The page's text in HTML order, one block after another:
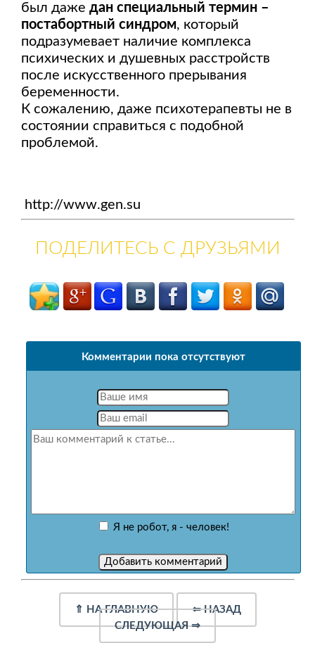
был даже дан специальный термин –
постабортный синдром, который
подразумевает наличие комплекса
психических и душевных расстройств
после искусственного прерывания
беременности.
К сожалению, даже психотерапевты не в
состоянии справиться с подобной
проблемой.
http://www.gen.su
ПОДЕЛИТЕСЬ С ДРУЗЬЯМИ
Комментарии пока отсутствуют
Я не робот, я - человек!
⇑ НА ГЛАВНУЮ ⇐НАЗАД
СЛЕДУЮЩАЯ⇒